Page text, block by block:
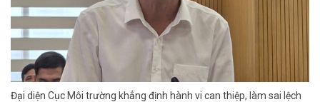
Đại diện Cục Môi trường khẳng định hành vi can thiệp, làm sai lệch